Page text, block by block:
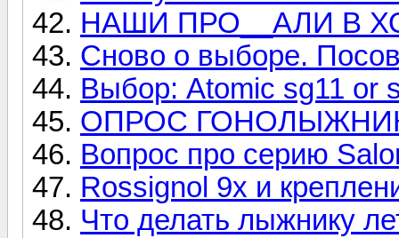
НАШИ ПРО__АЛИ В
Сново о выборе.
Выбор: Atomic sg11 or
ОПРОС
Вопрос про серию
Rossignol 9x и
Что делать лыжнику